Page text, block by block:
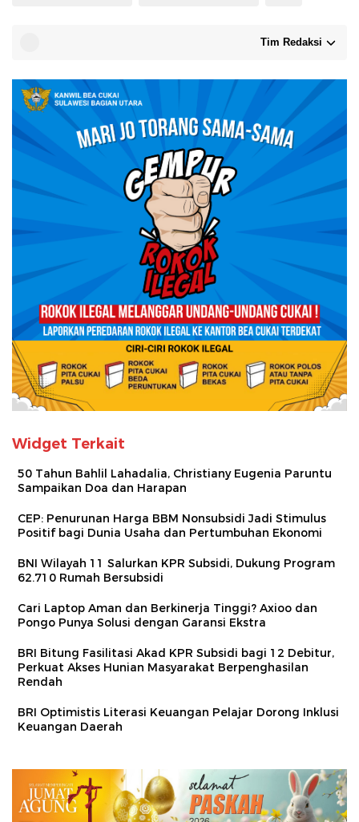
Tim Redaksi
Widget Terkait
50 Tahun Bahlil Lahadalia, Christiany Eugenia Paruntu
Sampaikan Doa dan Harapan
CEP: Penurunan Harga BBM Nonsubsidi Jadi Stimulus
Positif bagi Dunia Usaha dan Pertumbuhan Ekonomi
BNI Wilayah 11 Salurkan KPR Subsidi, Dukung Program
62.710 Rumah Bersubsidi
Cari Laptop Aman dan Berkinerja Tinggi? Axioo dan
Pongo Punya Solusi dengan Garansi Ekstra
BRI Bitung Fasilitasi Akad KPR Subsidi bagi 12 Debitur,
Perkuat Akses Hunian Masyarakat Berpenghasilan
Rendah
BRI Optimistis Literasi Keuangan Pelajar Dorong Inklusi
Keuangan Daerah